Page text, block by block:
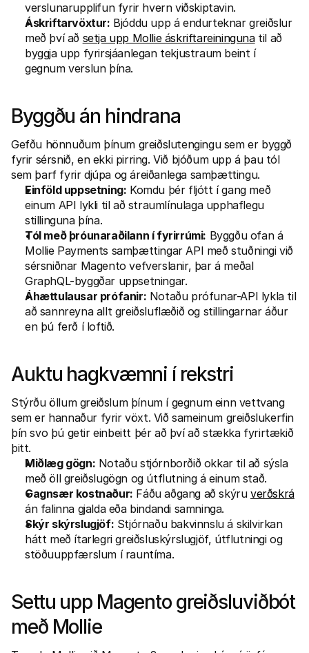
verslunarupplifun fyrir hvern viðskiptavin.
Áskriftarvöxtur: Bjóddu upp á endurteknar greiðslur
með því að setja upp Mollie áskriftareininguna til að
byggja upp fyrirsjáanlegan tekjustraum beint í
gegnum verslun þína.
Byggðu án hindrana
Gefðu hönnuðum þínum greiðslutengingu sem er byggð
fyrir sérsnið, en ekki pirring. Við bjóðum upp á þau tól
sem þarf fyrir djúpa og áreiðanlega samþættingu.
Einföld uppsetning: Komdu þér fljótt í gang með
einum API lykli til að straumlínulaga upphaflegu
stillinguna þína.
Tól með þróunaraðilann í fyrirrúmi: Byggðu ofan á
Mollie Payments samþættingar API með stuðningi við
sérsniðnar Magento vefverslanir, þar á meðal
GraphQL-byggðar uppsetningar.
Áhættulausar prófanir: Notaðu prófunar-API lykla til
að sannreyna allt greiðsluflæðið og stillingarnar áður
en þú ferð í loftið.
Auktu hagkvæmni í rekstri
Stýrðu öllum greiðslum þínum í gegnum einn vettvang
sem er hannaður fyrir vöxt. Við sameinum greiðslukerfin
þín svo þú getir einbeitt þér að því að stækka fyrirtækið
þitt.
Miðlæg gögn: Notaðu stjórnborðið okkar til að sýsla
með öll greiðslugögn og útflutning á einum stað.
Gagnsær kostnaður: Fáðu aðgang að skýru verðskrá
án falinna gjalda eða bindandi samninga.
Skýr skýrslugjöf: Stjórnaðu bakvinnslu á skilvirkan
hátt með ítarlegri greiðsluskýrslugjöf, útflutningi og
stöðuuppfærslum í rauntíma.
Settu upp Magento greiðsluviðbót
með Mollie